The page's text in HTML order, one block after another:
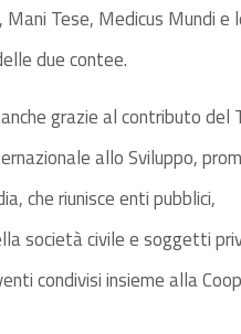
Tese, Medicus Mundi e
due contee.
anche grazie al contributo del
allo Sviluppo,
che riunisce enti pubblici,
società civile e soggetti
condivisi insieme alla